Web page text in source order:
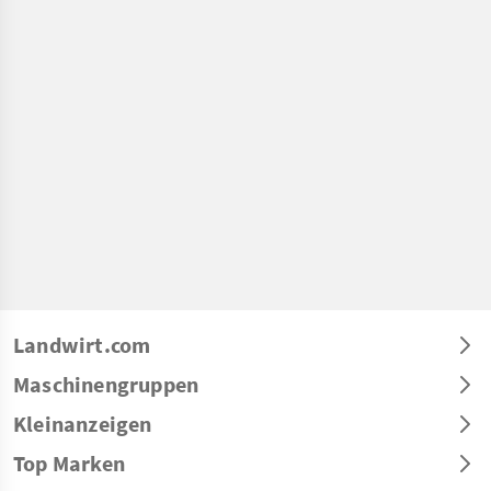
Landwirt.com
Maschinengruppen
Kleinanzeigen
Top Marken